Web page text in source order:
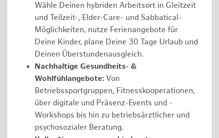
Wähle Deinen hybriden Arbeitsort in Gleitzeit
und Teilzeit-, Elder-Care- und Sabbatical-
Möglichkeiten, nutze Ferienangebote für
Deine Kinder, plane Deine 30 Tage Urlaub und
Deinen Überstundenausgleich.
Nachhaltige Gesundheits- &
Wohlfühlangebote: Von
Betriebssportgruppen, Fitnesskooperationen,
über digitale und Präsenz-Events und -
Workshops bis hin zu betriebsärztlicher und
psychosozialer Beratung.